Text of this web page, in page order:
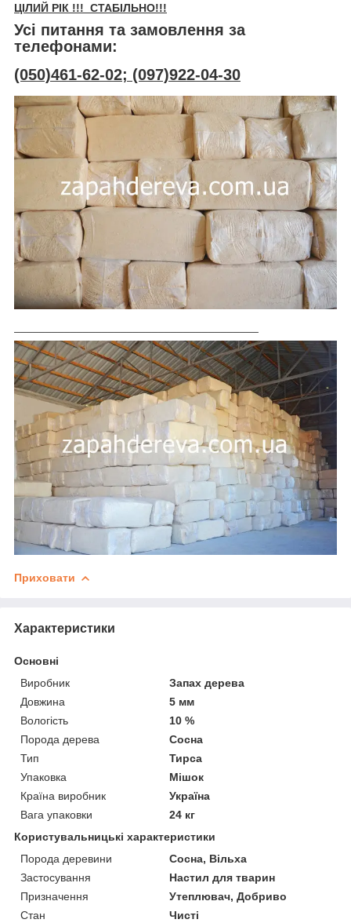
ЦІЛИЙ РІК !!! СТАБІЛЬНО!!!
Усі питання та замовлення за
телефонами:
(050)461-62-02; (097)922-04-30
Приховати
Характеристики
Основні
Виробник
Запах дерева
Довжина
5 мм
Вологість
10 %
Порода дерева
Сосна
Тип
Тирса
Упаковка
Мішок
Країна виробник
Україна
Вага упаковки
24 кг
Користувальницькі характеристики
Порода деревини
Сосна, Вільха
Застосування
Настил для тварин
Призначення
Утеплювач, Добриво
Стан
Чисті